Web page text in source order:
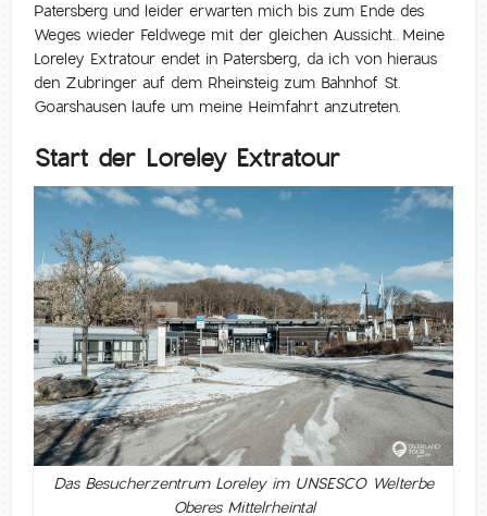
Patersberg und leider erwarten mich bis zum Ende des
Weges wieder Feldwege mit der gleichen Aussicht. Meine
Loreley Extratour endet in Patersberg, da ich von hieraus
den Zubringer auf dem Rheinsteig zum Bahnhof St.
Goarshausen laufe um meine Heimfahrt anzutreten.
Start der Loreley Extratour
Das Besucherzentrum Loreley im UNSESCO Welterbe
Oberes Mittelrheintal